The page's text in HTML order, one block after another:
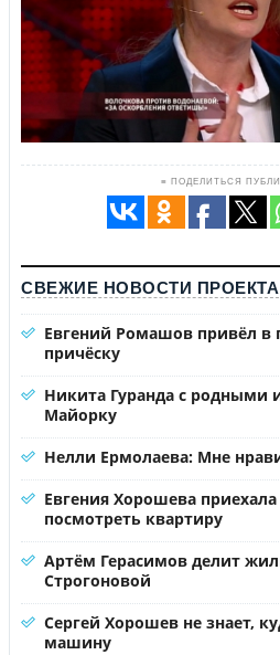
≡ ПОДЕЛИТЬСЯ
СВЕЖИЕ НОВОСТИ ПРОЕКТА
Евгений Ромашов привёл в
причёску
Никита Гуранда с родными
Майорку
Нелли Ермолаева: Мне
Евгения Хорошева
посмотреть квартиру
Артём Герасимов делит
Строгоновой
Сергей Хорошев не знает,
машину